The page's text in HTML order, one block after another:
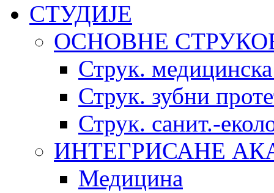
СТУДИЈЕ
ОСНОВНЕ
Струк. медицинска
Струк. зубни
Струк. санит.-
ИНТЕГРИСАНЕ
Медицина